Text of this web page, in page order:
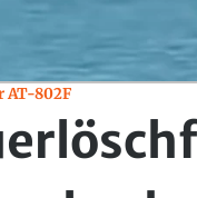
AT-802F